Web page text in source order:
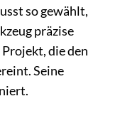
so gewählt,
präzise
die den
Seine